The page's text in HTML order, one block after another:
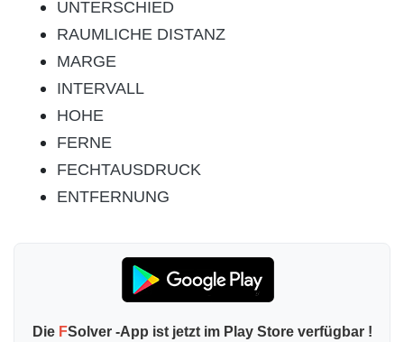
UNTERSCHIED
RAUMLICHE DISTANZ
MARGE
INTERVALL
HOHE
FERNE
FECHTAUSDRUCK
ENTFERNUNG
Die FSolver -App ist jetzt im Play Store verfügbar !